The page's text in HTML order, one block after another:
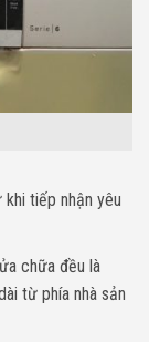
tiếp nhận yêu
chữa đều là
từ phía nhà sản